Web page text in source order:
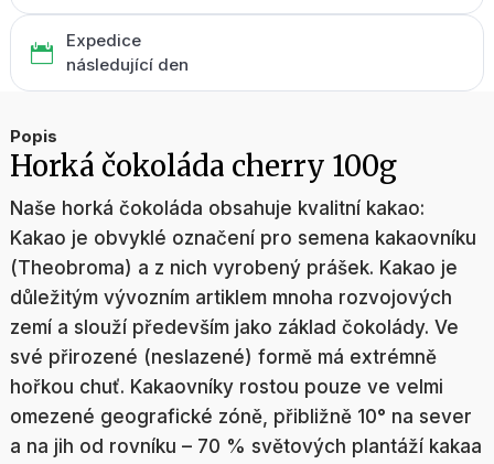

Expedice
následující den
Popis
Horká čokoláda cherry 100g
Naše horká čokoláda obsahuje kvalitní kakao:
Kakao je obvyklé označení pro semena kakaovníku
(Theobroma) a z nich vyrobený prášek. Kakao je
důležitým vývozním artiklem mnoha rozvojových
zemí a slouží především jako základ čokolády. Ve
své přirozené (neslazené) formě má extrémně
hořkou chuť. Kakaovníky rostou pouze ve velmi
omezené geografické zóně, přibližně 10° na sever
a na jih od rovníku – 70 % světových plantáží kakaa